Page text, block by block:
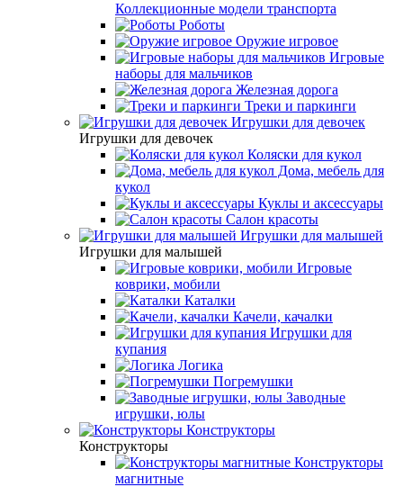
Коллекционные модели транспорта
Роботы
Оружие игровое
Игровые
наборы для мальчиков
Железная дорога
Треки и паркинги
Игрушки для девочек
Игрушки для девочек
Коляски для кукол
Дома, мебель для
кукол
Куклы и аксессуары
Салон красоты
Игрушки для малышей
Игрушки для малышей
Игровые
коврики, мобили
Каталки
Качели, качалки
Игрушки для
купания
Логика
Погремушки
Заводные
игрушки, юлы
Конструкторы
Конструкторы
Конструкторы
магнитные